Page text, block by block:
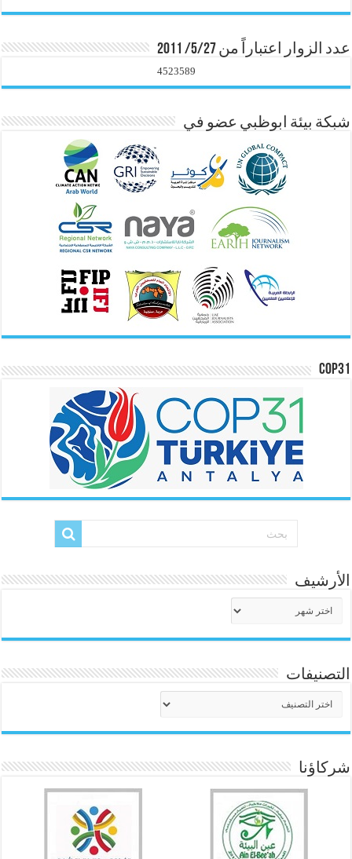
عدد الزوار اعتباراً من 5/27/ 2011
4523589
شبكة بيئة ابوظبي عضو في
COP31
الأرشيف
التصنيفات
شركاؤنا